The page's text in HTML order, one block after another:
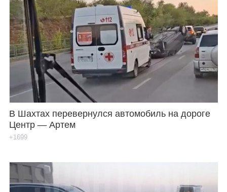
В Шахтах перевернулся автомобиль на дороге
Центр — Артем
+1699